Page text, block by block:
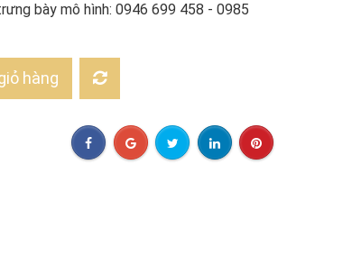
bày mô hình: 0946 699 458 - 0985
hàng